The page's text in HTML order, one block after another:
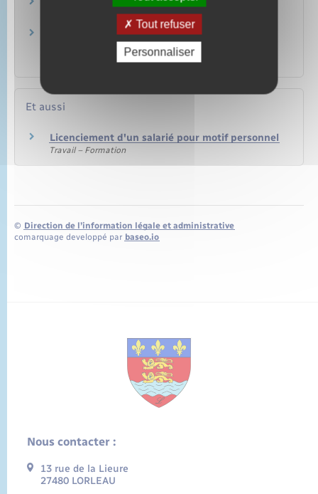
Licenciement économique : qu'est-ce que
l'allocation temporaire dégressive (ATD) ?
Une cellule de reclassement peut-elle être
encore financée par le fonds national de
l'emploi (FNE) ?
Et aussi
Licenciement d'un salarié pour motif personnel
Travail – Formation
© Direction de l’information légale et administrative
comarquage developpé par baseo.io
Nous contacter :
13 rue de la Lieure
27480 LORLEAU
Tout refuser
Personnaliser